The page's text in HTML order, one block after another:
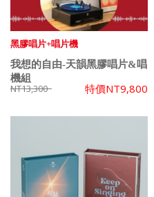
黑膠唱片+唱片機
我想的自由-天韻黑膠唱片&唱
機組
NT13,300 特價NT9,800